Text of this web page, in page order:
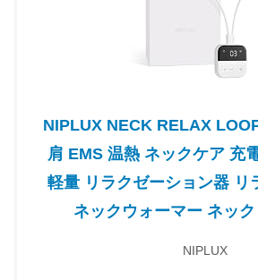
NIPLUX NECK RELAX
肩 EMS 温熱 ネックケア 充
軽量 リラクゼーション器 リ
ネックウォーマー ネッ
NIPLUX